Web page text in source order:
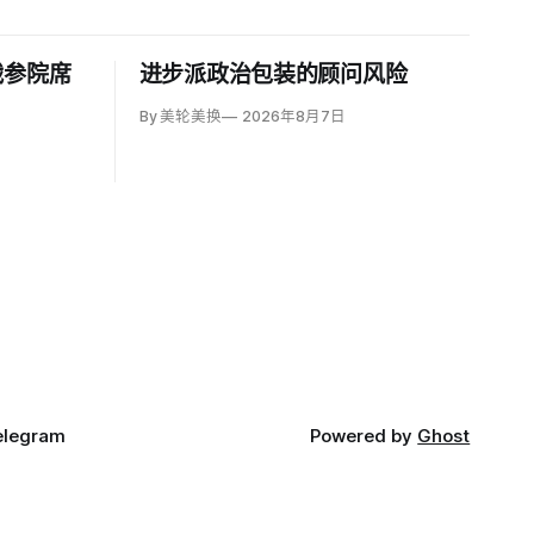
院席 进步派政治包装的顾问风险
By 美轮美换 2026年8月7日
Powered by Ghost